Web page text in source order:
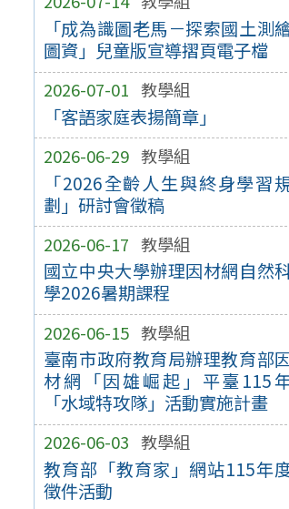
「成為識圖老馬－探索國土測
圖資」兒童版宣導摺頁電子檔
2026-07-01 教學組
「客語家庭表揚簡章」
2026-06-29 教學組
「2026全齡人生與終身學習
劃」研討會徵稿
2026-06-17 教學組
國立中央大學辦理因材網自然
學2026暑期課程
2026-06-15 教學組
臺南市政府教育局辦理教育部
材網「因雄崛起」平臺115
「水域特攻隊」活動實施計畫
2026-06-03 教學組
教育部「教育家」網站115年
徵件活動